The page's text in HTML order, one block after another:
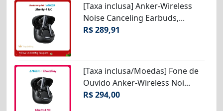
[Taxa inclusa] Anker-Wireless
Noise Canceling Earbuds,...
R$ 289,91
[Taxa inclusa/Moedas] Fone de
Ouvido Anker-Wireless Noi...
R$ 294,00